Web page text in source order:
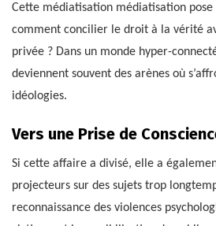
Cette médiatisation médiatisation
comment concilier le droit à la vérité
privée ? Dans un monde hyper-
deviennent souvent des arènes où
idéologies.
Vers une Prise de
Si cette affaire a divisé, elle a
projecteurs sur des sujets trop
reconnaissance des violences